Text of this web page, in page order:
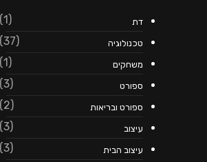
דת (1)
טכנולוגיה (37)
משחקים (1)
ספורט (3)
ספורט ובריאות (2)
עיצוב (3)
עיצוב הבית (3)